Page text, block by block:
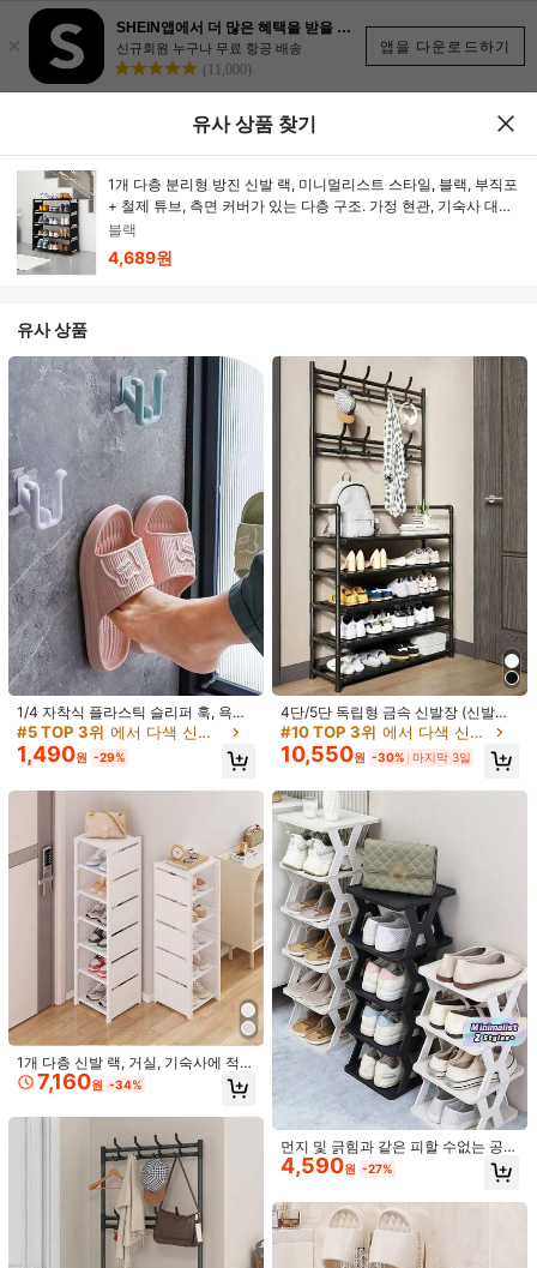
앱을 다운로드하기
×
SHEIN앱에서 더 많은 혜택을 받을 수 있어요.
신규회원 누구나 무료 항공 배송
(11,000)
4,689원 7,390원 마지막 3일
1개 다층 분리형 방진 신발 랙, 미니멀리스트 스타일, 블
랙, 부직포 + 철제 튜브, 측면 커버가 있는 다층 구
조. 가정 현관, 기숙사 대용량 신발 랙/수납 랙, 수납
필수품, 개학 & 이사 필수품
사이즈
7층 5 층 레벨 6 4 층
사이즈 안내
South Korea
예상 배송:2-5 영업일
유사 상품 찾기
1개 다층 분리형 방진 신발 랙, 미니멀리스트 스타일, 블랙, 부직포
+ 철제 튜브, 측면 커버가 있는 다층 구조. 가정 현관, 기숙사 대용
량 신발 랙/수납 랙, 수납 필수품, 개학 & 이사 필수품
블랙
4,689원
유사 상품
1/4 자착식 플라스틱 슬리퍼 훅, 욕실
슬리퍼 보관 랙, 욕실 벽면용 무드릴
벽걸이, 욕실, 주방, 침실, 유리와 같은
매끄러운 표면에 적합, 설치가 쉬움,
#5 TOP 3위 에서 다색 신발장
1,490원 -29%
1개 다층 신발 랙, 거실, 기숙사에 적
합, 설치 필요 없음, 홈 데코
7,160원 -34%
4단/5단 독립형 금속 신발장 (신발장
재질: 부직포), 모자 걸이, 다기능 야외
수납장, 독립형 옷장 걸이, 다층 실내
신발장으로 사용 가능, 8개의 스테인
걸이, 3-in-1 공간 절약형 수납장, 침
실, 거실, 문 뒤, 복도에 적합, 모자 걸
이, 신발장, 휴대용 옷장, 수하물 수납
장으로 사용 가능.
#10 TOP 3위 에서 다색 신발장
10,550원 -30% 마지막 3일
먼지 및 긁힘과 같은 피할 수없는 공정
문제가 있으므로 사진 촬영시주의하
십시오. 신발 랙, 가정용 도어 다층 보
입구 도어 보관 랙, 기숙사 신발 캐비
닛
4,590원 -27%